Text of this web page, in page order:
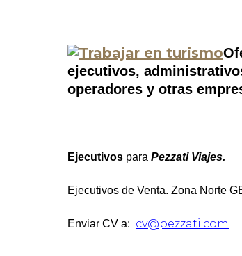
ejecutivos,
operadores y otras
Ejecutivos para Pezzati Viajes.
Ejecutivos de Venta. Zona Norte
Enviar CV a: cv@pezzati.com